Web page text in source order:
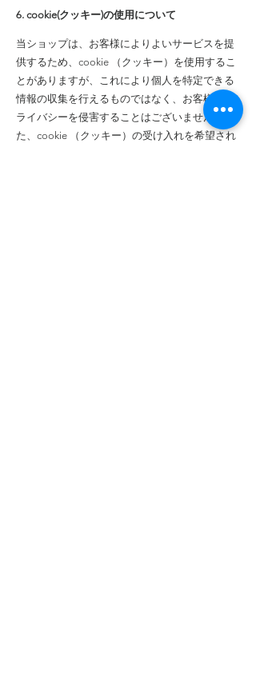
6. cookie(クッキー)の使用について
当ショップは、お客様によりよいサービスを提
供するため、cookie （クッキー）を使用するこ
とがありますが、これにより個人を特定できる
情報の収集を行えるものではなく、お客様のプ
ライバシーを侵害することはございません。ま
た、cookie （クッキー）の受け入れを希望され